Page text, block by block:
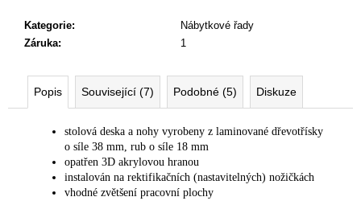
Kategorie:
Nábytkové řady
Záruka: 1
Popis Související (7) Podobné (5) Diskuze
stolová deska a nohy vyrobeny z laminované dřevotřísky
o síle 38 mm, rub o síle 18 mm
opatřen 3D akrylovou hranou
instalován na rektifikačních (nastavitelných) nožičkách
vhodné zvětšení pracovní plochy